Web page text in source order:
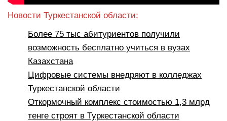
Новости Туркестанской области:
Более 75 тыс абитуриентов получили
возможность бесплатно учиться в вузах
Казахстана
Цифровые системы внедряют в колледжах
Туркестанской области
Откормочный комплекс стоимостью 1,3 млрд
тенге строят в Туркестанской области